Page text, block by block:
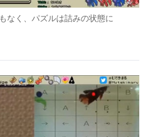
話題
なく、パズルは詰みの状態に